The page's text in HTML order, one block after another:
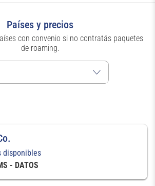
Países y precios
con convenio si no contratás paquetes
de roaming.
disponibles
- DATOS